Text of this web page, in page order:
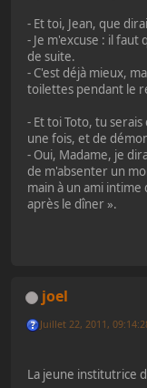
- Et toi, Jean, que
- Je m'excuse : il
de suite.
- C'est déjà mieux,
toilettes pendant le
- Et toi Toto, tu
une fois, et de
- Oui, Madame, je
de m'absenter un
main à un ami
après le dîner ».
joel
Juillet 22, 2011,
La jeune institutrice